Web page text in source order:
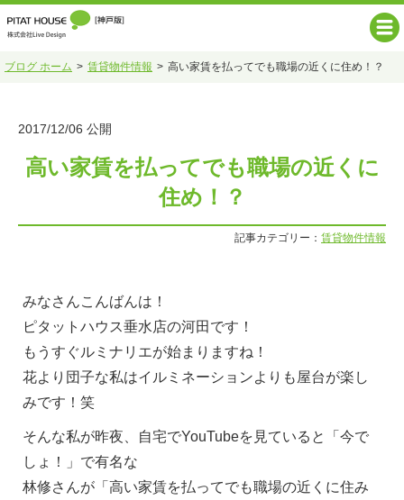
ブログ ホーム 賃貸物件情報 高い家賃を払ってでも職場の近くに住め！？
2017/12/06 公開
高い家賃を払ってでも職場の近くに
住め！？
記事カテゴリー： 賃貸物件情報
みなさんこんばんは！
ピタットハウス垂水店の河田です！
もうすぐルミナリエが始まりますね！
花より団子な私はイルミネーションよりも屋台が楽し
みです！笑
そんな私が昨夜、自宅でYouTubeを見ていると「今で
しょ！」で有名な
林修さんが「高い家賃を払ってでも職場の近くに住み